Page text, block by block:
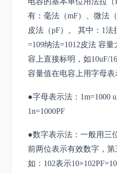
有：毫法（mF）、微法
皮法（pF）。 其中：1法
=109纳法=1012皮法 容
容上直接标明，如10uF/
容量值在电容上用字母表
●字母表示法：1m=1000
1n=1000PF
●数字表示法：一般用三
前两位表示有效数字，第
如：102表示